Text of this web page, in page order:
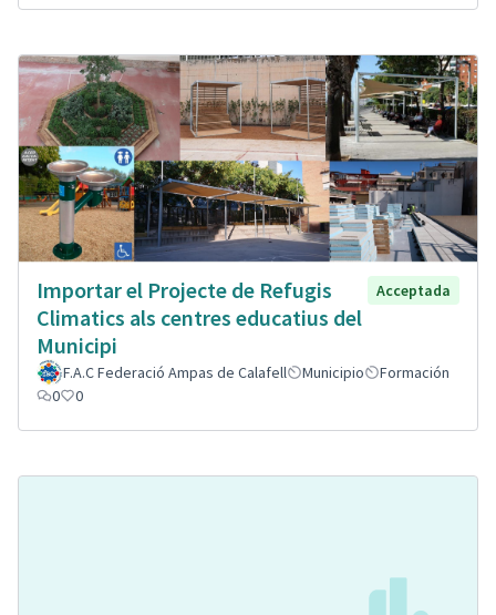
Importar el Projecte de Refugis
Climatics als centres educatius del
Municipi
Acceptada
F.A.C Federació Ampas de Calafell Municipio
Formación
0
0